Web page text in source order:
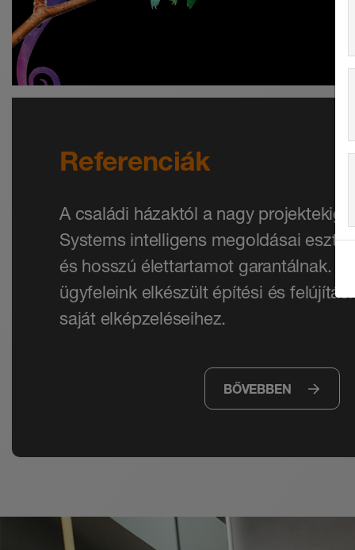
Referenciák
A családi házaktól a nagy projektekig
Systems intelligens megoldásai
és hosszú élettartamot garantálnak.
ügyfeleink elkészült építési és
saját elképzeléseihez.
BŐVEBBEN